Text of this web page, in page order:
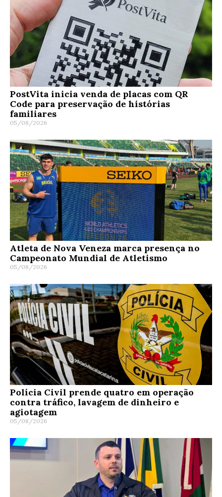
PostVita inicia venda de placas com QR
Code para preservação de histórias
familiares
05/08/2026
Atleta de Nova Veneza marca presença no
Campeonato Mundial de Atletismo
05/08/2026
Polícia Civil prende quatro em operação
contra tráfico, lavagem de dinheiro e
agiotagem
05/08/2026